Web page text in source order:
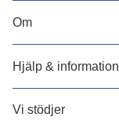
Om
Hjälp & information
Vi stödjer